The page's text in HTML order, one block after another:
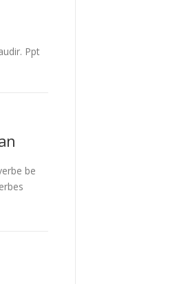
Ppt
be